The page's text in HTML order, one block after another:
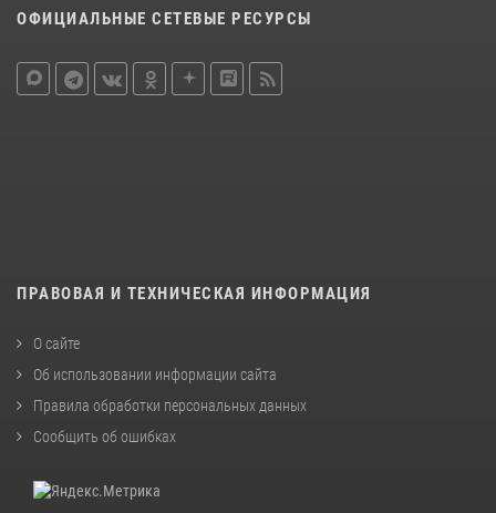
ОФИЦИАЛЬНЫЕ СЕТЕВЫЕ РЕСУРСЫ
ПРАВОВАЯ И ТЕХНИЧЕСКАЯ ИНФОРМАЦИЯ
О сайте
Об использовании информации сайта
Правила обработки персональных данных
Сообщить об ошибках